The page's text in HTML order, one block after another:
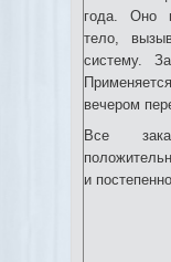
года. Оно
тело,
систему.
вечером
Все
и